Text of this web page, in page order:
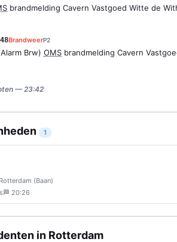
brandmelding Cavern Vastgoed Witte de
BrandweerP2
Brw) OMS brandmelding Cavern
— 23:42
1
Rotterdam (Baan)
🏁 20:26
in Rotterdam